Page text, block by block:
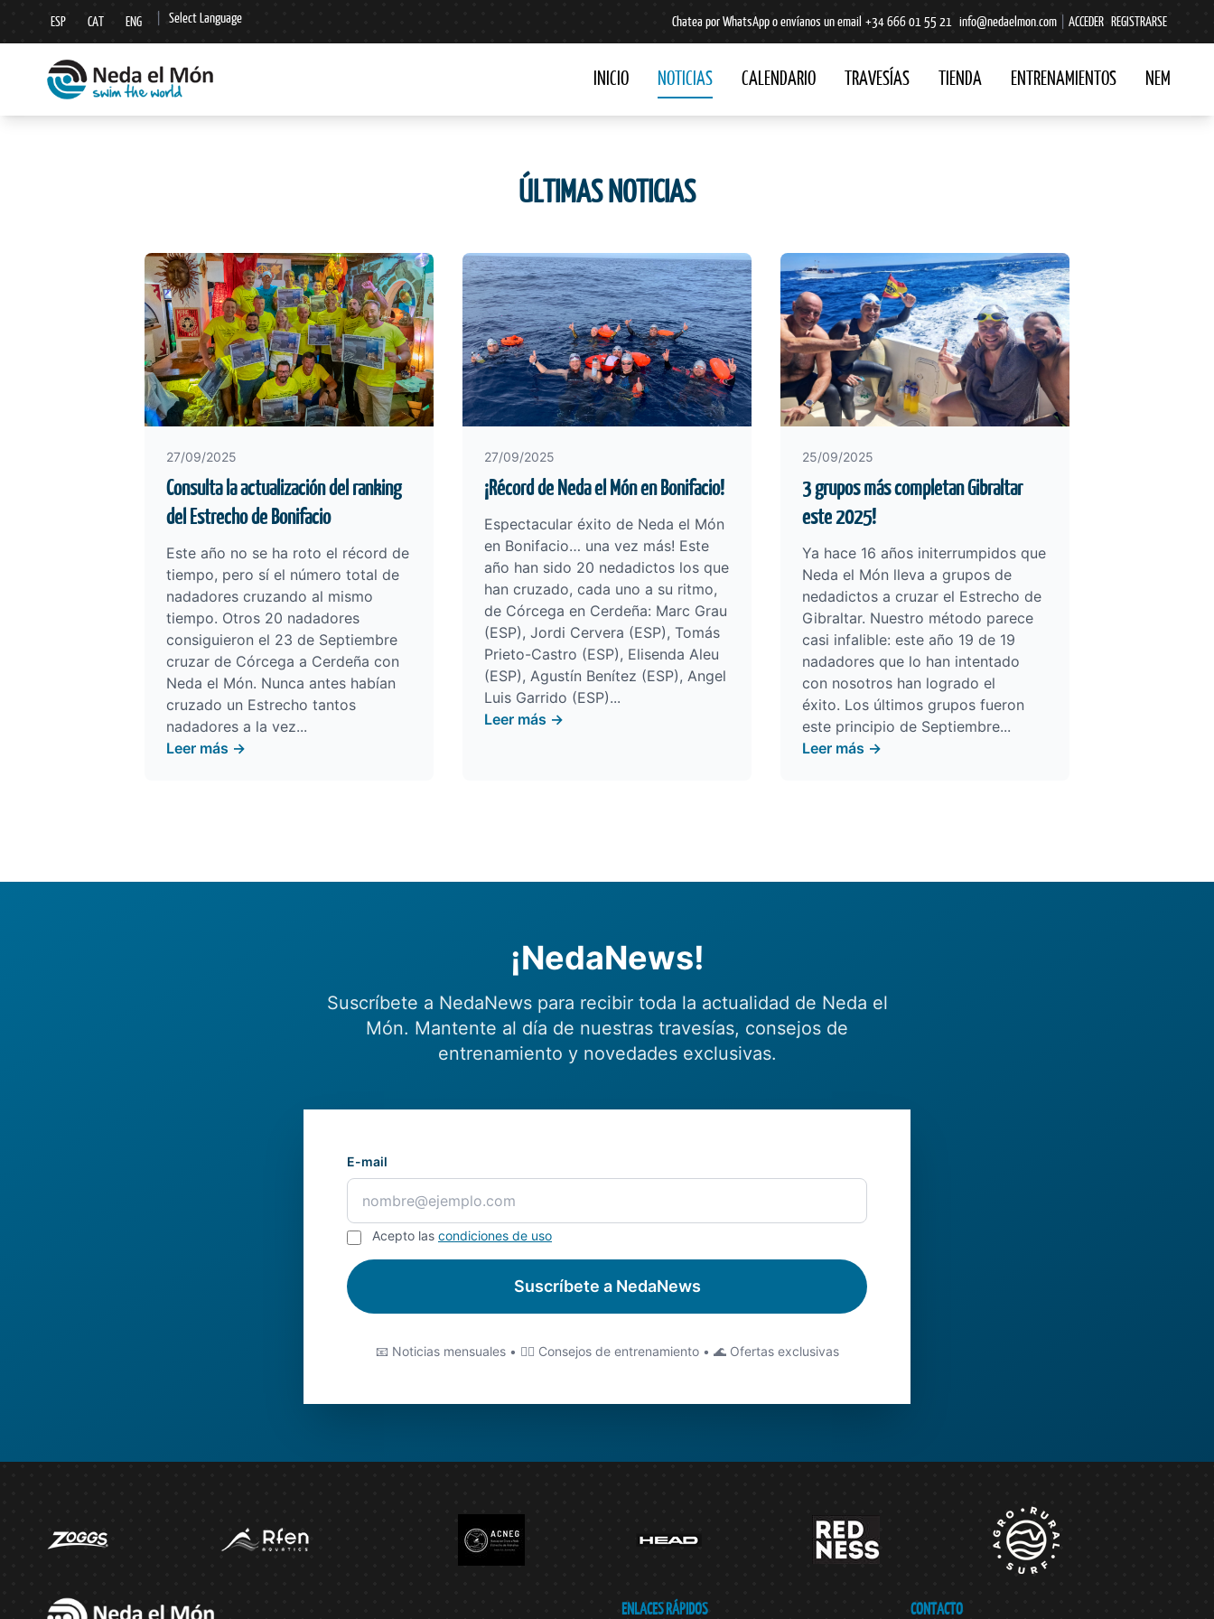
ESP CAT ENG Select Language
▼
Chatea por WhatsApp o envíanos un email +34 666 01 55 21 info@nedaelmon.com ACCEDER REGISTRARSE
INICIO NOTICIAS CALENDARIO TRAVESÍAS TIENDA ENTRENAMIENTOS NEM
ÚLTIMAS NOTICIAS
27/09/2025
Consulta la actualización del ranking
del Estrecho de Bonifacio
Este año no se ha roto el récord de
tiempo, pero sí el número total de
nadadores cruzando al mismo
tiempo. Otros 20 nadadores
consiguieron el 23 de Septiembre
cruzar de Córcega a Cerdeña con
Neda el Món. Nunca antes habían
cruzado un Estrecho tantos
nadadores a la vez...
Leer más →
27/09/2025
¡Récord de Neda el Món en Bonifacio!
Espectacular éxito de Neda el Món
en Bonifacio… una vez más! Este
año han sido 20 nedadictos los que
han cruzado, cada uno a su ritmo,
de Córcega en Cerdeña: Marc Grau
(ESP), Jordi Cervera (ESP), Tomás
Prieto-Castro (ESP), Elisenda Aleu
(ESP), Agustín Benítez (ESP), Angel
Luis Garrido (ESP)...
Leer más →
25/09/2025
3 grupos más completan Gibraltar
este 2025!
Ya hace 16 años initerrumpidos que
Neda el Món lleva a grupos de
nedadictos a cruzar el Estrecho de
Gibraltar. Nuestro método parece
casi infalible: este año 19 de 19
nadadores que lo han intentado
con nosotros han logrado el
éxito. Los últimos grupos fueron
este principio de Septiembre...
Leer más →
¡NedaNews!
Suscríbete a NedaNews para recibir toda la actualidad de Neda el
Món. Mantente al día de nuestras travesías, consejos de
entrenamiento y novedades exclusivas.
E-mail
Acepto las condiciones de uso
Suscríbete a NedaNews
📧 Noticias mensuales • 🏊‍♂️ Consejos de entrenamiento • 🌊 Ofertas exclusivas
ENLACES RÁPIDOS CONTACTO